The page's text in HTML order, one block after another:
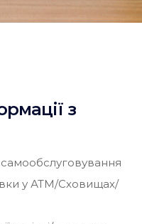
з
самообслуговування
у АТМ/Сховищах/